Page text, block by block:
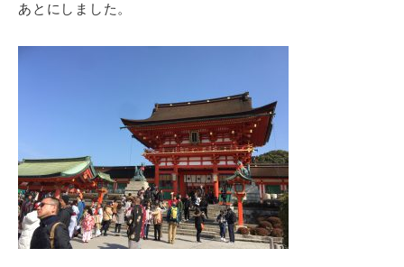
あとにしました。